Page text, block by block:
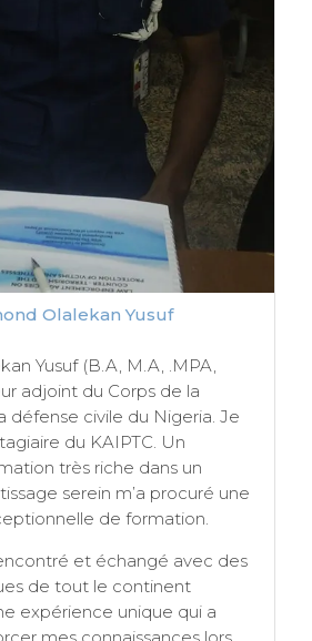
Olalekan Yusuf
Yusuf (B.A, M.A, .MPA,
adjoint du Corps de la
défense civile du Nigeria. Je
du KAIPTC. Un
très riche dans un
serein m’a procuré une
de formation.
et échangé avec des
de tout le continent
expérience unique qui a